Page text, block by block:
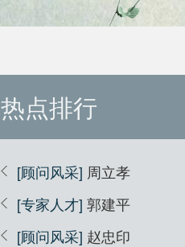
热点排行
[顾问风采] 周立孝
[专家人才] 郭建平
[顾问风采] 赵忠印